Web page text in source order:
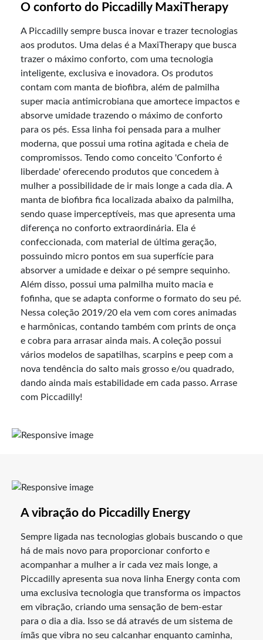
O conforto do Piccadilly MaxiTherapy
A Piccadilly sempre busca inovar e trazer tecnologias
aos produtos. Uma delas é a MaxiTherapy que busca
trazer o máximo conforto, com uma tecnologia
inteligente, exclusiva e inovadora. Os produtos
contam com manta de biofibra, além de palmilha
super macia antimicrobiana que amortece impactos e
absorve umidade trazendo o máximo de conforto
para os pés. Essa linha foi pensada para a mulher
moderna, que possui uma rotina agitada e cheia de
compromissos. Tendo como conceito 'Conforto é
liberdade' oferecendo produtos que concedem à
mulher a possibilidade de ir mais longe a cada dia. A
manta de biofibra fica localizada abaixo da palmilha,
sendo quase imperceptíveis, mas que apresenta uma
diferença no conforto extraordinária. Ela é
confeccionada, com material de última geração,
possuindo micro pontos em sua superfície para
absorver a umidade e deixar o pé sempre sequinho.
Além disso, possui uma palmilha muito macia e
fofinha, que se adapta conforme o formato do seu pé.
Nessa coleção 2019/20 ela vem com cores animadas
e harmônicas, contando também com prints de onça
e cobra para arrasar ainda mais. A coleção possui
vários modelos de sapatilhas, scarpins e peep com a
nova tendência do salto mais grosso e/ou quadrado,
dando ainda mais estabilidade em cada passo. Arrase
com Piccadilly!
A vibração do Piccadilly Energy
Sempre ligada nas tecnologias globais buscando o que
há de mais novo para proporcionar conforto e
acompanhar a mulher a ir cada vez mais longe, a
Piccadilly apresenta sua nova linha Energy conta com
uma exclusiva tecnologia que transforma os impactos
em vibração, criando uma sensação de bem-estar
para o dia a dia. Isso se dá através de um sistema de
ímãs que vibra no seu calcanhar enquanto caminha,